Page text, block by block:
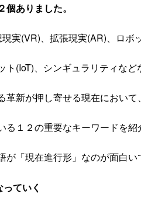
ありました。
実(VR)、拡張現実(AR)、ロボ
ト(IoT)、シンギュラリティなど
革新が押し寄せる現在において、
る１２の重要なキーワードを紹
が「現在進行形」なのが面白い
っていく